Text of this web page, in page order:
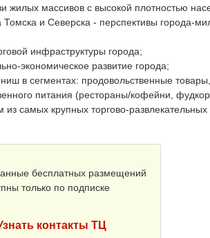
жилых массивов с высокой плотностью
Томска и Северска - перспективы города-
инфраструктуры города;
экономическое развитие города;
в сегментах: продовольственные
питания (рестораны/кофейни,
из самых крупных торгово-развлекательных
бесплатных размещений
только по подписке
контакты ТЦ